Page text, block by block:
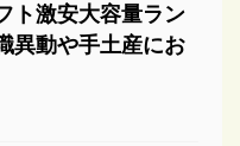
ト激安大容量ラン
異動や手土産にお